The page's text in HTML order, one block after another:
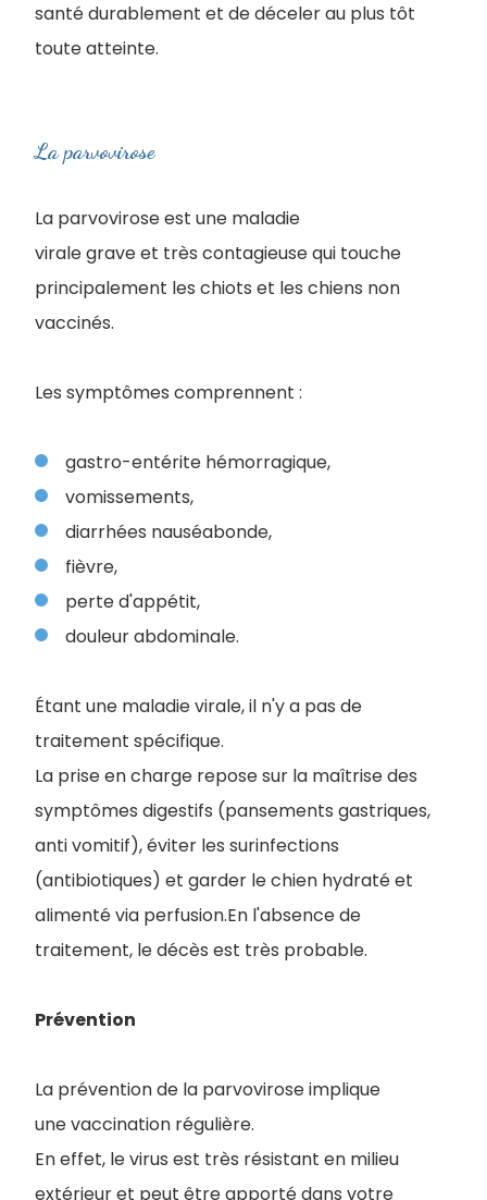
santé durablement et de déceler au plus tôt
toute atteinte.
La parvovirose
La parvovirose est une maladie
virale grave et très contagieuse qui touche
principalement les chiots et les chiens non
vaccinés.
Les symptômes comprennent :
gastro-entérite hémorragique,
vomissements,
diarrhées nauséabonde,
fièvre,
perte d'appétit,
douleur abdominale.
Étant une maladie virale, il n'y a pas de
traitement spécifique.
La prise en charge repose sur la maîtrise des
symptômes digestifs (pansements gastriques,
anti vomitif), éviter les surinfections
(antibiotiques) et garder le chien hydraté et
alimenté via perfusion.En l'absence de
traitement, le décès est très probable.
Prévention
La prévention de la parvovirose implique
une vaccination régulière.
En effet, le virus est très résistant en milieu
extérieur et peut être apporté dans votre